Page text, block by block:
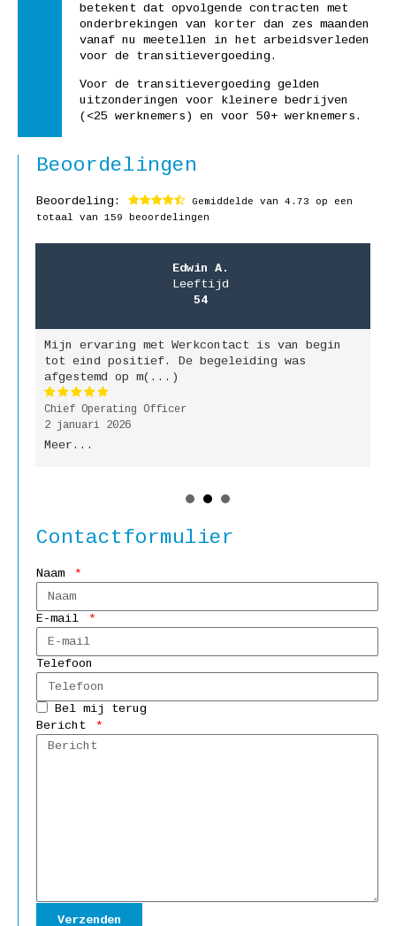
betekent dat opvolgende contracten met
onderbrekingen van korter dan zes maanden
vanaf nu meetellen in het arbeidsverleden
voor de transitievergoeding.
Voor de transitievergoeding gelden
uitzonderingen voor kleinere bedrijven
(<25 werknemers) en voor 50+ werknemers.
Beoordelingen
Beoordeling: Gemiddelde van 4.73 op een
totaal van 159 beoordelingen
Edwin A.
Leeftijd
54
Mijn ervaring met Werkcontact is van begin
tot eind positief. De begeleiding was
afgestemd op m(...)
Chief Operating Officer
2 januari 2026
Meer...
Contactformulier
Naam
E-mail
Telefoon
Bel mij terug
Bericht
Verzenden